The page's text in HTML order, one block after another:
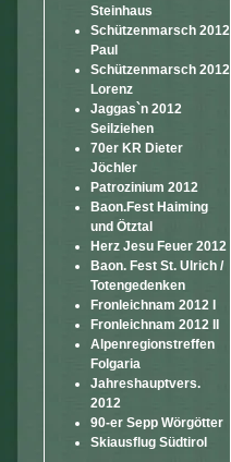
Steinhaus
Schützenmarsch 2012
Paul
Schützenmarsch 2012
Lorenz
Jaggas`n 2012
Seilziehen
70er KR Dieter
Jöchler
Patrozinium 2012
Baon.Fest Haiming
und Ötztal
Herz Jesu Feuer 2012
Baon. Fest St. Ulrich /
Totengedenken
Fronleichnam 2012 I
Fronleichnam 2012 II
Alpenregionstreffen
Folgaria
Jahreshauptvers.
2012
90-er Sepp Wörgötter
Skiausflug Südtirol